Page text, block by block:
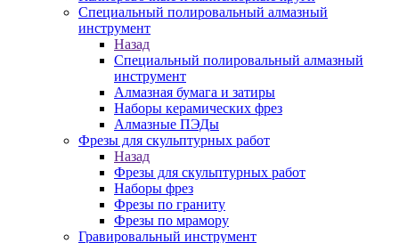
Специальный полировальный алмазный
инструмент
Назад
Специальный полировальный алмазный
инструмент
Алмазная бумага и затиры
Наборы керамических фрез
Алмазные ПЭДы
Фрезы для скульптурных работ
Назад
Фрезы для скульптурных работ
Наборы фрез
Фрезы по граниту
Фрезы по мрамору
Гравировальный инструмент